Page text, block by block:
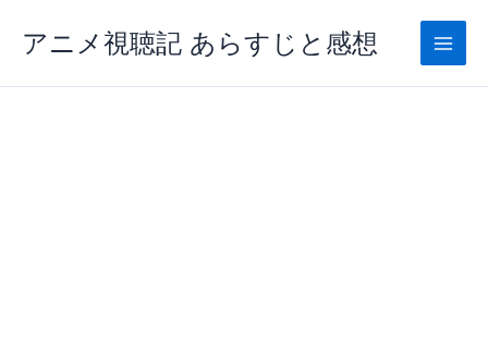
ス
アニメ視聴記 あらすじと感想